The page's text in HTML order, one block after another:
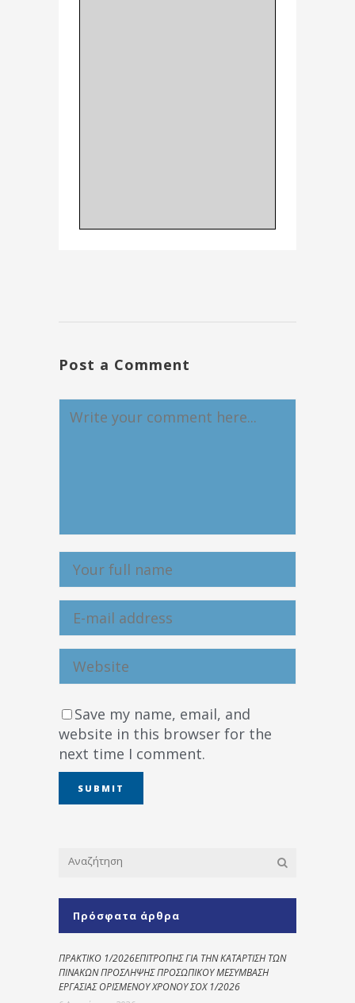
Post a Comment
Save my name, email, and
website in this browser for the
next time I comment.
Πρόσφατα άρθρα
ΠΡΑΚΤΙΚΟ 1/2026ΕΠΙΤΡΟΠΗΣ ΓΙΑ ΤΗΝ ΚΑΤΑΡΤΙΣΗ ΤΩΝ
ΠΙΝΑΚΩΝ ΠΡΟΣΛΗΨΗΣ ΠΡΟΣΩΠΙΚΟΥ ΜΕΣΥΜΒΑΣΗ
ΕΡΓΑΣΙΑΣ ΟΡΙΣΜΕΝΟΥ ΧΡΟΝΟΥ ΣΟΧ 1/2026